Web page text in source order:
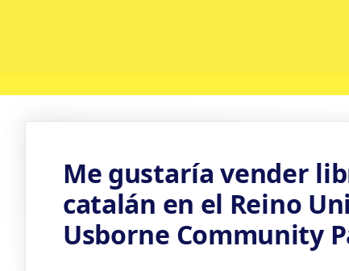
Me gustaría vender
catalán en el Reino
Usborne Community